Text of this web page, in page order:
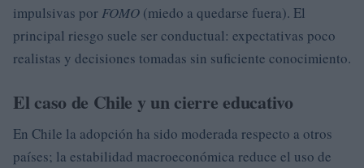
impulsivas por FOMO (miedo a quedarse fuera). El
principal riesgo suele ser conductual: expectativas poco
realistas y decisiones tomadas sin suficiente conocimiento.
El caso de Chile y un cierre educativo
En Chile la adopción ha sido moderada respecto a otros
países; la estabilidad macroeconómica reduce el uso de